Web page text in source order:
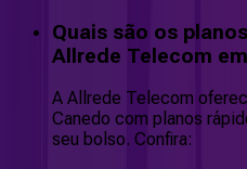
Quais são os
Allrede Telecom
A Allrede Telecom
Canedo com planos
seu bolso. Confira: